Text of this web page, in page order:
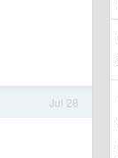
Jul 28